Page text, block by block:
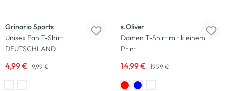
Grinario Sports
Unisex Fan T-Shirt
DEUTSCHLAND
4,99 € 9,99 €
s.Oliver
Damen T-Shirt mit kleinem
Print
14,99 € 19,99 €